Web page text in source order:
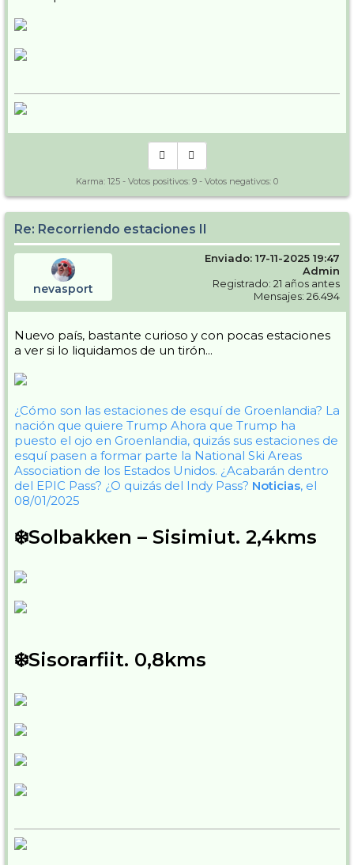
Karma: 125 - Votos positivos: 9 - Votos negativos: 0
Re: Recorriendo estaciones II
nevasport
Enviado: 17-11-2025 19:47
Admin
Registrado: 21 años antes
Mensajes: 26.494
Nuevo país, bastante curioso y con pocas estaciones
a ver si lo liquidamos de un tirón...
¿Cómo son las estaciones de esquí de Groenlandia? La
nación que quiere Trump Ahora que Trump ha
puesto el ojo en Groenlandia, quizás sus estaciones de
esquí pasen a formar parte la National Ski Areas
Association de los Estados Unidos. ¿Acabarán dentro
del EPIC Pass? ¿O quizás del Indy Pass? Noticias, el
08/01/2025
❄️Solbakken – Sisimiut. 2,4kms
❄️Sisorarfiit. 0,8kms